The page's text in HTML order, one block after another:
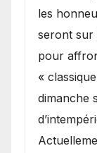
les
seront sur
pour
«
dimanche